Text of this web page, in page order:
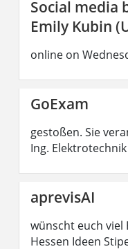
Social media
Emily Kubin
online on
GoExam
gestoßen. Sie
Ing.
aprevisAI
wünscht euch viel
Hessen Ideen